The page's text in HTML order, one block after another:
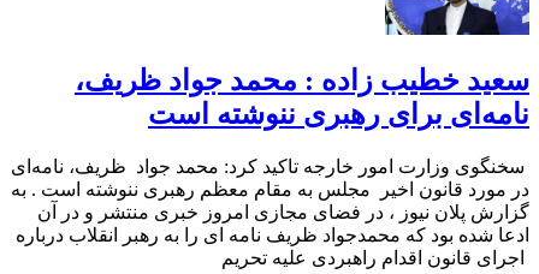
سعید خطیب زاده : محمد جواد ظریف،
نامه‌ای برای رهبری ننوشته است
سخنگوی وزارت امور خارجه تاکید کرد: محمد جواد ظریف، نامه‌ای
در مورد قانون اخیر مجلس به مقام معظم رهبری ننوشته است . به
گزارش پلان نیوز ، در فضای مجازی امروز خبری منتشر و در آن
ادعا شده بود که محمدجواد ظریف نامه ای را به رهبر انقلاب درباره
اجرای قانون اقدام راهبردی علیه تحریم